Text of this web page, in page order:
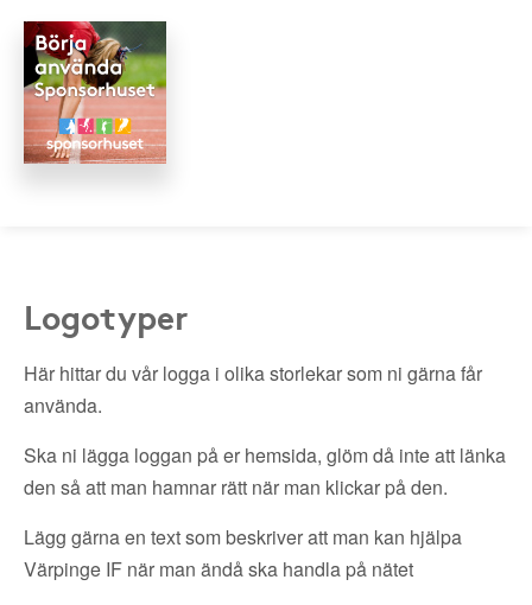
Logotyper
Här hittar du vår logga i olika storlekar som ni gärna får
använda.
Ska ni lägga loggan på er hemsida, glöm då inte att länka
den så att man hamnar rätt när man klickar på den.
Lägg gärna en text som beskriver att man kan hjälpa
Värpinge IF när man ändå ska handla på nätet